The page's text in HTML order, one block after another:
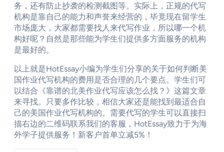
务，还有防止抄袭的检测截图等。实际上，正规的代写
机构是靠自己的能力和声誉来经营的，毕竟现在留学生
市场庞大，大家都需要找人来代写作业，所以哪一个机
构好呢？自然是那些能为学生们提供多方面服务的机构
是最好的。
以上就是HotEssay小编为学生们分享的关于如何判断美
国作业代写机构的费用是否合理的几个要点。学生们可
以结合《靠谱的北美作业代写应该怎么找？》这篇文章
来寻找。只要多作比较，相信大家还是能找到最适合自
己的美国作业代写机构的。需要代写的学生可以直接扫
描右边的二维码联系我们的客服，HotEssay致力于为海
外学子提供服务！新客户首单立减5%！